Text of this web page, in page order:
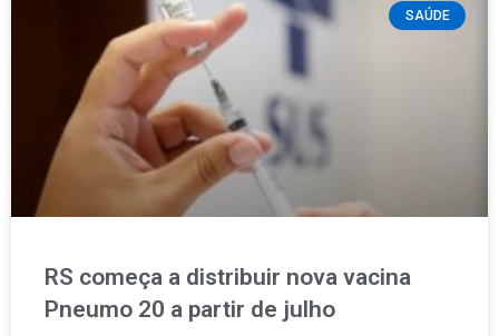
SAÚDE
RS começa a distribuir nova vacina
Pneumo 20 a partir de julho